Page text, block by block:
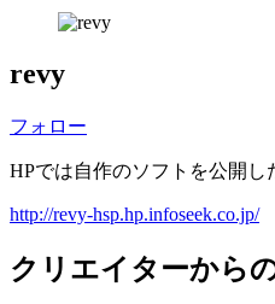
revy
フォロー
HPでは自作のソフトを公開し
http://revy-hsp.hp.infoseek.co.jp/
クリエイターから